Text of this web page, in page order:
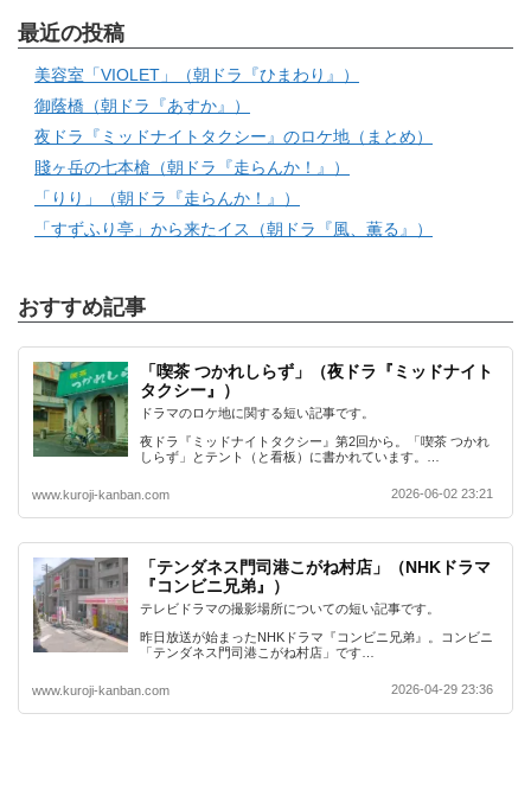
最近の投稿
美容室「VIOLET」（朝ドラ『ひまわり』）
御蔭橋（朝ドラ『あすか』）
夜ドラ『ミッドナイトタクシー』のロケ地（まとめ）
賤ヶ岳の七本槍（朝ドラ『走らんか！』）
「りり」（朝ドラ『走らんか！』）
「すずふり亭」から来たイス（朝ドラ『風、薫る』）
おすすめ記事
「喫茶 つかれしらず」（夜ドラ『ミッドナイト
タクシー』）
ドラマのロケ地に関する短い記事です。
夜ドラ『ミッドナイトタクシー』第2回から。「喫茶 つかれ
しらず」とテント（と看板）に書かれています。…
www.kuroji-kanban.com 2026-06-02 23:21
「テンダネス門司港こがね村店」（NHKドラマ
『コンビニ兄弟』）
テレビドラマの撮影場所についての短い記事です。
昨日放送が始まったNHKドラマ『コンビニ兄弟』。コンビニ
「テンダネス門司港こがね村店」です…
www.kuroji-kanban.com 2026-04-29 23:36